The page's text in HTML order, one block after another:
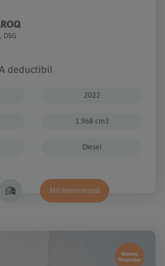
DSG
deductibil
2022
1.968 cm3
Diesel
Mă interesează